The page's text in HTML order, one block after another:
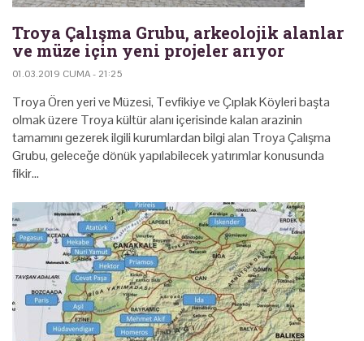
Troya Çalışma Grubu, arkeolojik alanlar
ve müze için yeni projeler arıyor
01.03.2019 CUMA - 21:25
Troya Ören yeri ve Müzesi, Tevfikiye ve Çıplak Köyleri başta
olmak üzere Troya kültür alanı içerisinde kalan arazinin
tamamını gezerek ilgili kurumlardan bilgi alan Troya Çalışma
Grubu, geleceğe dönük yapılabilecek yatırımlar konusunda
fikir…